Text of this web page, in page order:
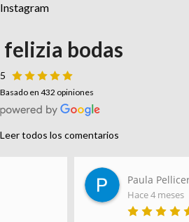
Instagram
felizia bodas
5
Basado en 432 opiniones
Leer todos los comentarios
Paula Pellicer
Hace 4 meses